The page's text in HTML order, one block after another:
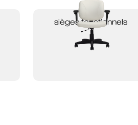
sièges fonctionnels